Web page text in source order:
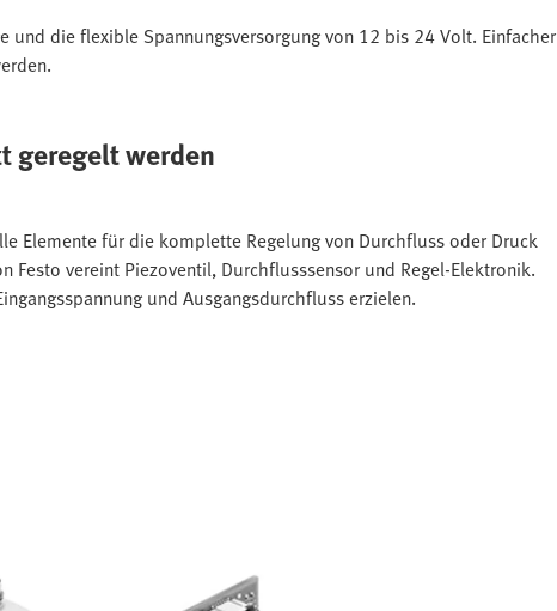
und die flexible Spannungsversorgung von 12 bis 24 Volt. Einfacher
geregelt werden
Elemente für die komplette Regelung von Durchfluss oder Druck
Festo vereint Piezoventil, Durchflusssensor und Regel-Elektronik.
und Ausgangsdurchfluss erzielen.